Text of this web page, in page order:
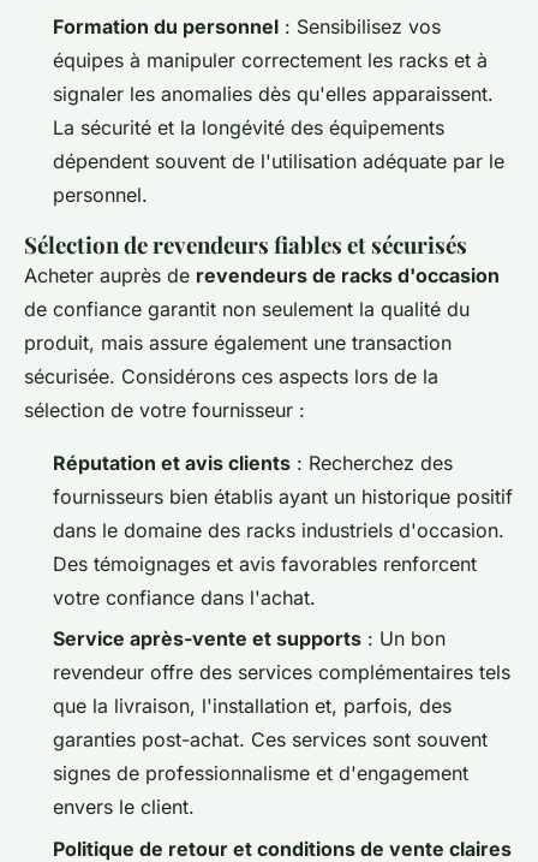
Formation du personnel : Sensibilisez vos
équipes à manipuler correctement les racks et à
signaler les anomalies dès qu'elles apparaissent.
La sécurité et la longévité des équipements
dépendent souvent de l'utilisation adéquate par le
personnel.
Sélection de revendeurs fiables et sécurisés
Acheter auprès de revendeurs de racks d'occasion
de confiance garantit non seulement la qualité du
produit, mais assure également une transaction
sécurisée. Considérons ces aspects lors de la
sélection de votre fournisseur :
Réputation et avis clients : Recherchez des
fournisseurs bien établis ayant un historique positif
dans le domaine des racks industriels d'occasion.
Des témoignages et avis favorables renforcent
votre confiance dans l'achat.
Service après-vente et supports : Un bon
revendeur offre des services complémentaires tels
que la livraison, l'installation et, parfois, des
garanties post-achat. Ces services sont souvent
signes de professionnalisme et d'engagement
envers le client.
Politique de retour et conditions de vente claires